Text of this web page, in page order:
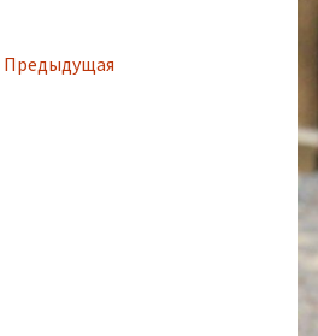
Предыдущая